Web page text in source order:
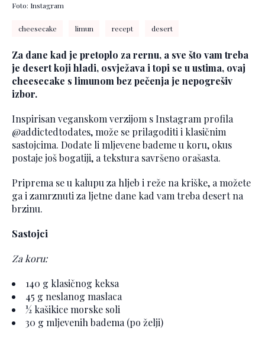
Foto: Instagram
cheesecake limun recept desert
Za dane kad je pretoplo za rernu, a sve što vam treba
je desert koji hladi, osvježava i topi se u ustima, ovaj
cheesecake s limunom bez pečenja je nepogrešiv
izbor.
Inspirisan veganskom verzijom s Instagram profila
@addictedtodates, može se prilagoditi i klasičnim
sastojcima. Dodate li mljevene bademe u koru, okus
postaje još bogatiji, a tekstura savršeno orašasta.
Priprema se u kalupu za hljeb i reže na kriške, a možete
ga i zamrznuti za ljetne dane kad vam treba desert na
brzinu.
Sastojci
Za koru:
140 g klasičnog keksa
45 g neslanog maslaca
½ kašikice morske soli
30 g mljevenih badema (po želji)